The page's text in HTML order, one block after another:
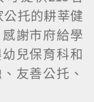
托的耕莘健
謝市府給學
兒保育科和
友善公托、